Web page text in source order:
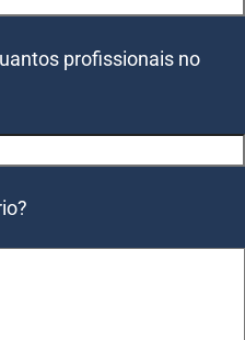
profissionais no